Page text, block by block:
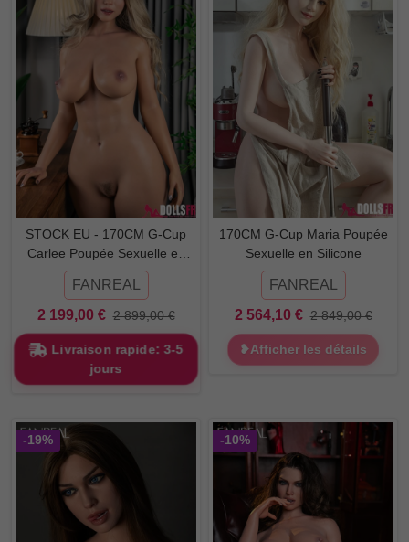
STOCK EU - 170CM G-Cup
Carlee Poupée Sexuelle en
Silicone
FANREAL
2 199,00 € 2 899,00 €
Livraison rapide: 3-5
jours
170CM G-Cup Maria Poupée
Sexuelle en Silicone
FANREAL
2 564,10 € 2 849,00 €
❥Afficher les détails
-19% -10%